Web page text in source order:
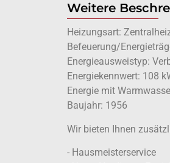
Weitere
Heizungsart:
Befeuerung/
Energieausweistyp:
Energiekennwert: 108
Energie mit
Baujahr: 1956
Wir bieten Ihnen
- Hausmeisterservice